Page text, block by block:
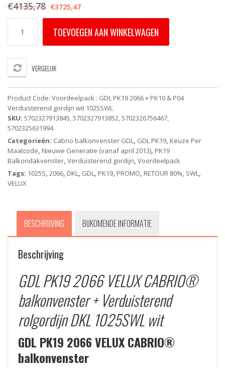
€4135,78 €3725,47
2066
VELUX
CABRIO
-
Energy
Star
-
Handbediend
(94X252)
+
Verduisterend
1025SWL
Whiteline
aantal
TOEVOEGEN AAN WINKELWAGEN
VERGELIJK
Product Code: Voordeelpack : GDL PK19 2066 + PK10 & P04
Verduisterend gordijn wit 1025SWL
SKU: 5702327913845, 5702327913852, 5702326756467,
5702325631994
Categorieën: Cabrio balkonvenster GDL, GDL PK19, Keuze Per
Maatcode, Nieuwe Generatie (vanaf april 2013), PK19
Balkondakvenster, Verduisterend gordijn, Voordeelpack
Tags: 1025S, 2066, DKL, GDL, PK19, PROMO, RETOUR 80%, SWL,
VELUX
BESCHRIJVING BIJKOMENDE INFORMATIE
Beschrijving
GDL PK19 2066 VELUX CABRIO®
balkonvenster + Verduisterend
rolgordijn DKL 1025SWL wit
GDL PK19 2066 VELUX CABRIO®
balkonvenster